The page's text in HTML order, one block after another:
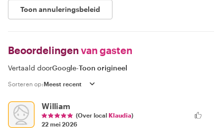
Toon annuleringsbeleid
Beoordelingen van gasten
Vertaald doorGoogle-Toon origineel
Sorteren op:
William
(Over local Klaudia)
22 mei 2026